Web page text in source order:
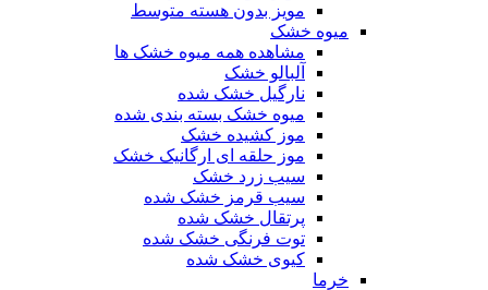
مویز بدون هسته متوسط
میوه خشک
مشاهده همه میوه خشک ها
آلبالو خشک
نارگیل خشک شده
میوه خشک بسته بندی شده
موز کشیده خشک
موز حلقه ای ارگانیک خشک
سیب زرد خشک
سیب قرمز خشک شده
پرتقال خشک شده
توت فرنگی خشک شده
کیوی خشک شده
خرما